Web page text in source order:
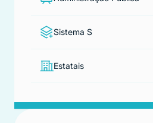
Sistema S
Estatais